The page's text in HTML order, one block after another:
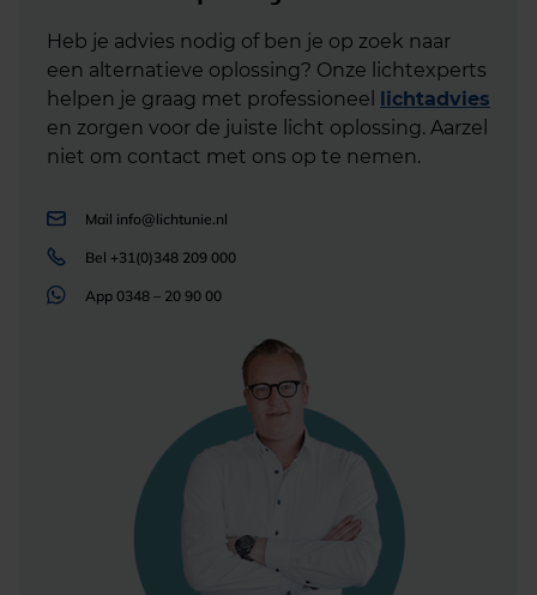
Heb je advies nodig of ben je op zoek naar
een alternatieve oplossing? Onze lichtexperts
helpen je graag met professioneel lichtadvies
en zorgen voor de juiste licht oplossing. Aarzel
niet om contact met ons op te nemen.
Mail info@lichtunie.nl
Bel +31(0)348 209 000
App 0348 – 20 90 00